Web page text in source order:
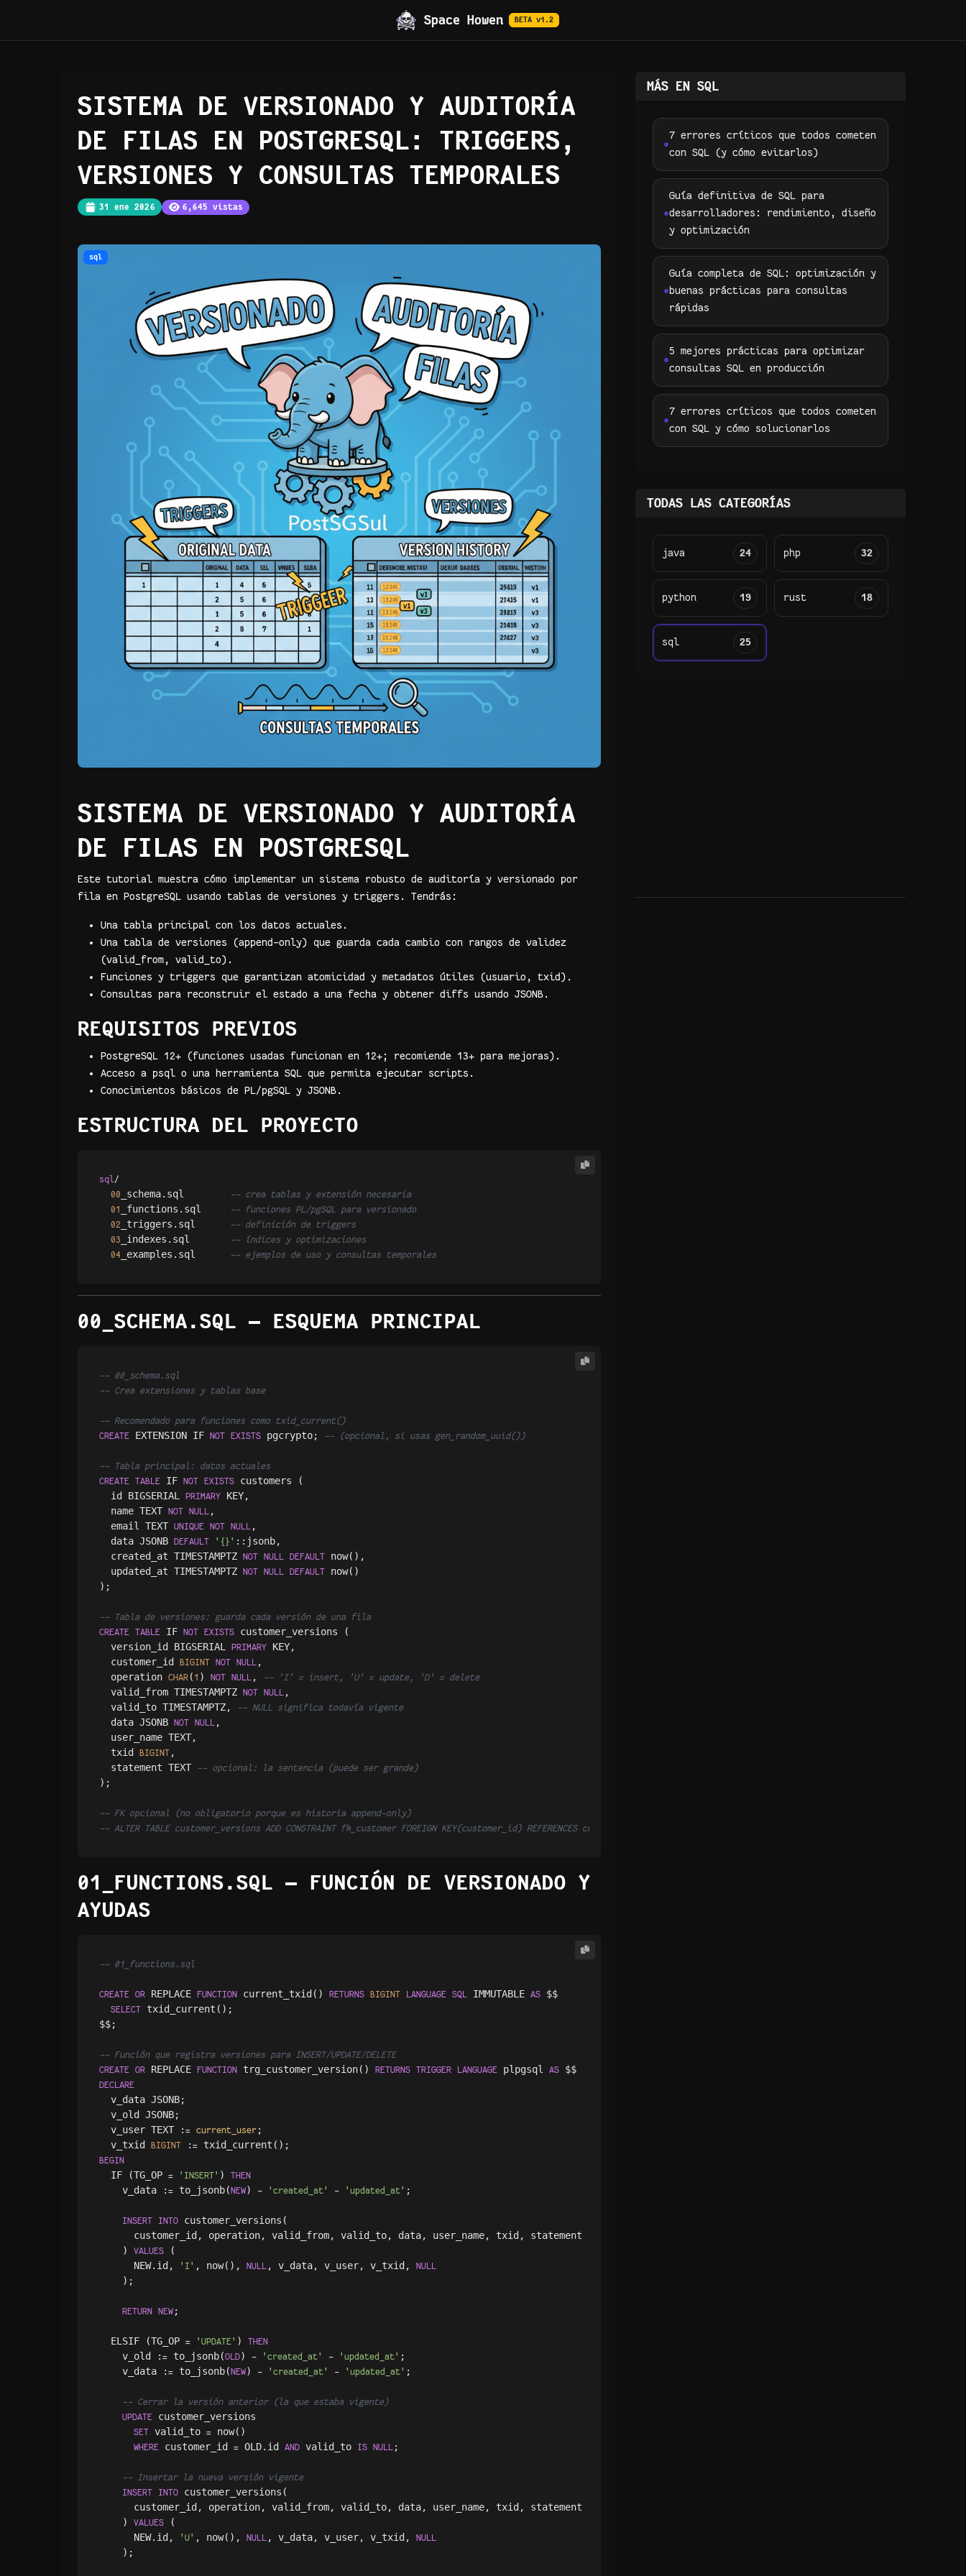
Space Howen BETA v1.2
SISTEMA DE VERSIONADO Y AUDITORÍA
DE FILAS EN POSTGRESQL: TRIGGERS,
VERSIONES Y CONSULTAS TEMPORALES
31 ene 2026 6,645 vistas
sql
SISTEMA DE VERSIONADO Y AUDITORÍA
DE FILAS EN POSTGRESQL
Este tutorial muestra cómo implementar un sistema robusto de auditoría y versionado por
fila en PostgreSQL usando tablas de versiones y triggers. Tendrás:
Una tabla principal con los datos actuales.
Una tabla de versiones (append-only) que guarda cada cambio con rangos de validez
(valid_from, valid_to).
Funciones y triggers que garantizan atomicidad y metadatos útiles (usuario, txid).
Consultas para reconstruir el estado a una fecha y obtener diffs usando JSONB.
REQUISITOS PREVIOS
PostgreSQL 12+ (funciones usadas funcionan en 12+; recomiende 13+ para mejoras).
Acceso a psql o una herramienta SQL que permita ejecutar scripts.
Conocimientos básicos de PL/pgSQL y JSONB.
ESTRUCTURA DEL PROYECTO
sql/
00 _schema.sql
-- crea tablas y extensión necesaria
01
_functions.sql
-- funciones PL/pgSQL para versionado
02 _triggers.sql
-- definición de triggers
03 _indexes.sql
-- índices y optimizaciones
04 _examples.sql -- ejemplos de uso y consultas temporales
00_SCHEMA.SQL — ESQUEMA PRINCIPAL
-- 00_schema.sql
-- Crea extensiones y tablas base
-- Recomendado para funciones como txid_current()
CREATE EXTENSION IF NOT EXISTS pgcrypto; -- (opcional, si usas gen_random_uuid())
-- Tabla principal: datos actuales
CREATE TABLE IF NOT EXISTS customers (
  id BIGSERIAL
PRIMARY KEY,
  name TEXT
NOT NULL ,
  email TEXT
UNIQUE NOT NULL ,
  data JSONB
DEFAULT '{}' ::jsonb,
  created_at TIMESTAMPTZ
NOT NULL DEFAULT now(),
  updated_at TIMESTAMPTZ
NOT NULL DEFAULT now()
);
-- Tabla de versiones: guarda cada versión de una fila
CREATE TABLE IF NOT EXISTS customer_versions (
  version_id BIGSERIAL
PRIMARY KEY,
  customer_id
BIGINT NOT NULL ,
  operation
CHAR ( 1 ) NOT NULL , -- 'I' = insert, 'U' = update, 'D' = delete
  valid_from TIMESTAMPTZ
NOT NULL ,
  valid_to TIMESTAMPTZ,
-- NULL significa todavía vigente
  data JSONB
NOT NULL ,
  user_name TEXT,
  txid
BIGINT ,
  statement TEXT
-- opcional: la sentencia (puede ser grande)
);
-- FK opcional (no obligatorio porque es historia append-only)
-- ALTER TABLE customer_versions ADD CONSTRAINT fk_customer FOREIGN KEY(customer_id) REFERENCES customers(id) ON DELETE NO ACTION;
01_FUNCTIONS.SQL — FUNCIÓN DE VERSIONADO Y
AYUDAS
-- 01_functions.sql
CREATE OR REPLACE FUNCTION current_txid() RETURNS BIGINT LANGUAGE SQL IMMUTABLE AS $$
SELECT txid_current();
$$;
-- Función que registra versiones para INSERT/UPDATE/DELETE
CREATE OR REPLACE FUNCTION trg_customer_version() RETURNS TRIGGER LANGUAGE plpgsql AS
DECLARE
  v_data JSONB;
  v_old JSONB;
  v_user TEXT :
= current_user ;
  v_txid
BIGINT : =
BEGIN
  IF (TG_OP
= 'INSERT' ) THEN
    v_data :
= to_jsonb(NEW) - 'created_at' - 'updated_at' ;
INSERT INTO customer_versions(
      customer_id, operation, valid_from, valid_to, data, user_name, txid, statement
    )
VALUES (
      NEW.id,
'I' , now(), NULL , v_data, v_user, v_txid, NULL
    );
RETURN NEW ;
  ELSIF (TG_OP
= 'UPDATE' ) THEN
    v_old :
= to_jsonb(OLD) - 'created_at' - 'updated_at' ;
    v_data :
= to_jsonb(NEW) - 'created_at' - 'updated_at' ;
-- Cerrar la versión anterior (la que estaba vigente)
UPDATE customer_versions
SET valid_to = now()
WHERE customer_id = OLD.id AND valid_to IS NULL ;
-- Insertar la nueva versión vigente
INSERT INTO customer_versions(
      customer_id, operation, valid_from, valid_to, data, user_name, txid, statement
    )
VALUES (
      NEW.id,
'U' , now(), NULL , v_data, v_user, v_txid, NULL
    );
MÁS EN SQL
7 errores críticos que todos cometen
con SQL (y cómo evitarlos)
Guía definitiva de SQL para
desarrolladores: rendimiento, diseño
y optimización
Guía completa de SQL: optimización y
buenas prácticas para consultas
rápidas
5 mejores prácticas para optimizar
consultas SQL en producción
7 errores críticos que todos cometen
con SQL y cómo solucionarlos
TODAS LAS CATEGORÍAS
java 24 php 32
python 19 rust 18
sql 25